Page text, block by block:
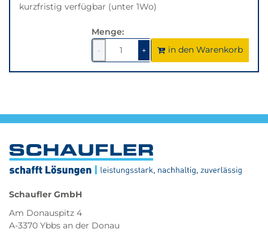
kurzfristig verfügbar (unter 1Wo)
Menge:
-
1
verringern
+1um
1
erhöhen
in den Warenkorb
Schaufler GmbH
Am Donauspitz 4
A-3370 Ybbs an der Donau